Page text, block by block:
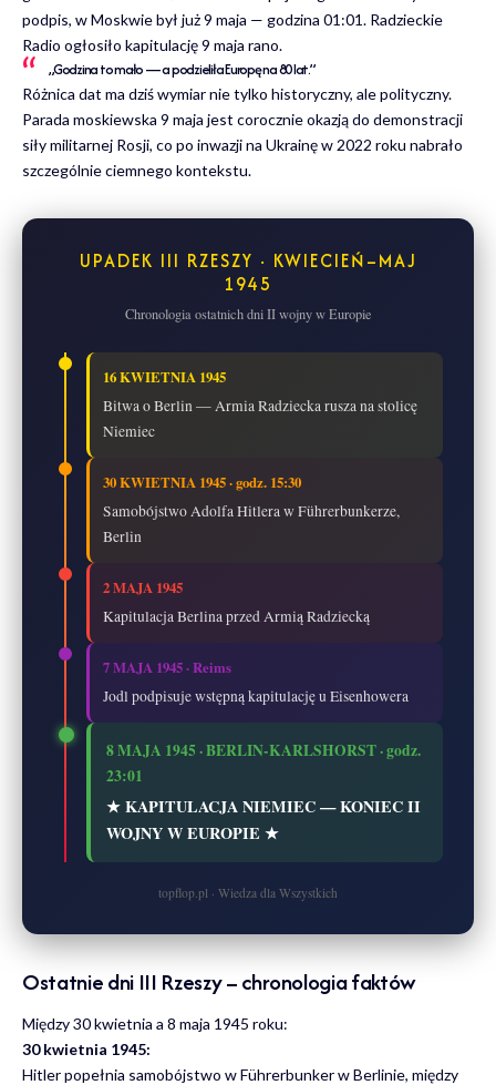
podpis, w Moskwie był już 9 maja — godzina 01:01. Radzieckie
Radio ogłosiło kapitulację 9 maja rano.
„Godzina to mało — a podzieliła Europę na 80 lat.”
Różnica dat ma dziś wymiar nie tylko historyczny, ale polityczny.
Parada moskiewska 9 maja jest corocznie okazją do demonstracji
siły militarnej Rosji, co po inwazji na Ukrainę w 2022 roku nabrało
szczególnie ciemnego kontekstu.
UPADEK III RZESZY · KWIECIEŃ–MAJ
1945
Chronologia ostatnich dni II wojny w Europie
16 KWIETNIA 1945
Bitwa o Berlin — Armia Radziecka rusza na stolicę
Niemiec
30 KWIETNIA 1945 · godz. 15:30
Samobójstwo Adolfa Hitlera w Führerbunkerze,
Berlin
2 MAJA 1945
Kapitulacja Berlina przed Armią Radziecką
7 MAJA 1945 · Reims
Jodl podpisuje wstępną kapitulację u Eisenhowera
8 MAJA 1945 · BERLIN-KARLSHORST · godz.
23:01
★ KAPITULACJA NIEMIEC — KONIEC II
WOJNY W EUROPIE ★
topflop.pl · Wiedza dla Wszystkich
Ostatnie dni III Rzeszy – chronologia faktów
Między 30 kwietnia a 8 maja 1945 roku:
30 kwietnia 1945:
Hitler popełnia samobójstwo w Führerbunker w Berlinie, między